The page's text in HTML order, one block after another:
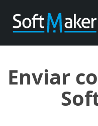
Enviar